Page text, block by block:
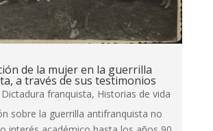
de la mujer en la guerrilla
a través de sus testimonios
Dictadura franquista, Historias de vida
sobre la guerrilla antifranquista no